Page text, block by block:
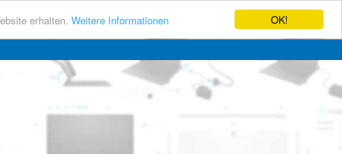
OK!
erhalten. Weitere Informationen